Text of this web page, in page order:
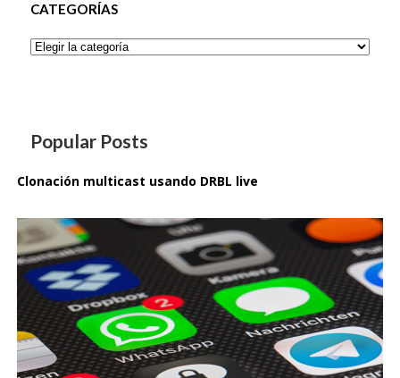
CATEGORÍAS
Categorías
Popular Posts
Clonación multicast usando DRBL live